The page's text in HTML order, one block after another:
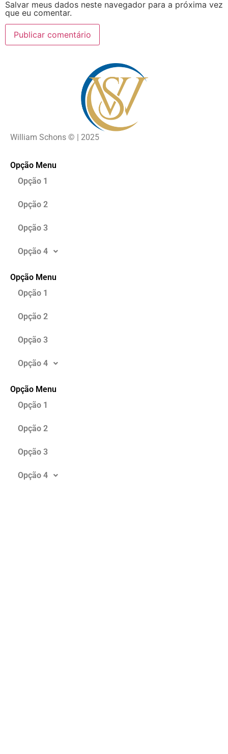
Salvar meus dados neste navegador para a próxima vez
que eu comentar.
William Schons © | 2025
Opção Menu
Opção 1
Opção 2
Opção 3
Opção 4
Opção Menu
Opção 1
Opção 2
Opção 3
Opção 4
Opção Menu
Opção 1
Opção 2
Opção 3
Opção 4